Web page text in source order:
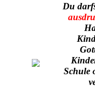
Du
Schule